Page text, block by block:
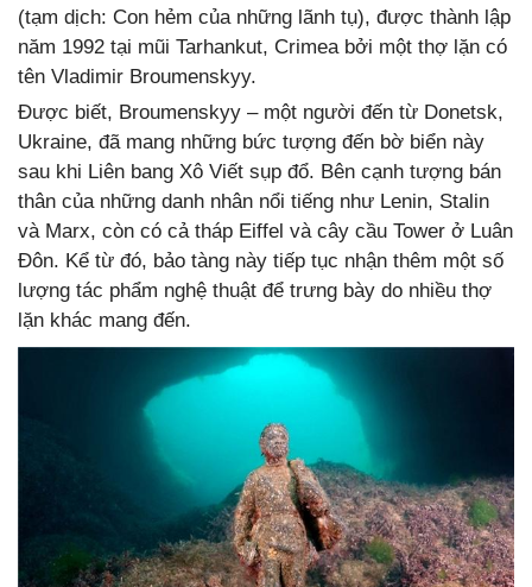
(tạm dịch: Con hẻm của những lãnh tụ), được thành lập
năm 1992 tại mũi Tarhankut, Crimea bởi một thợ lặn có
tên Vladimir Broumenskyy.
Được biết, Broumenskyy – một người đến từ Donetsk,
Ukraine, đã mang những bức tượng đến bờ biển này
sau khi Liên bang Xô Viết sụp đổ. Bên cạnh tượng bán
thân của những danh nhân nổi tiếng như Lenin, Stalin
và Marx, còn có cả tháp Eiffel và cây cầu Tower ở Luân
Đôn. Kể từ đó, bảo tàng này tiếp tục nhận thêm một số
lượng tác phẩm nghệ thuật để trưng bày do nhiều thợ
lặn khác mang đến.